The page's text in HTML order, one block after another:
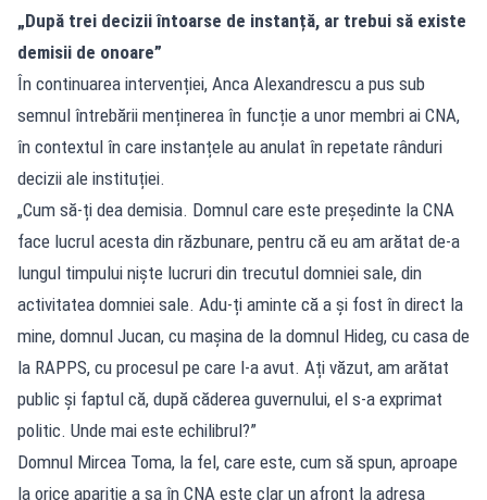
„După trei decizii întoarse de instanță, ar trebui să existe
demisii de onoare”
În continuarea intervenției, Anca Alexandrescu a pus sub
semnul întrebării menținerea în funcție a unor membri ai CNA,
în contextul în care instanțele au anulat în repetate rânduri
decizii ale instituției.
„Cum să-ți dea demisia. Domnul care este președinte la CNA
face lucrul acesta din răzbunare, pentru că eu am arătat de-a
lungul timpului niște lucruri din trecutul domniei sale, din
activitatea domniei sale. Adu-ți aminte că a și fost în direct la
mine, domnul Jucan, cu mașina de la domnul Hideg, cu casa de
la RAPPS, cu procesul pe care l-a avut. Ați văzut, am arătat
public și faptul că, după căderea guvernului, el s-a exprimat
politic. Unde mai este echilibrul?”
Domnul Mircea Toma, la fel, care este, cum să spun, aproape
la orice apariție a sa în CNA este clar un afront la adresa